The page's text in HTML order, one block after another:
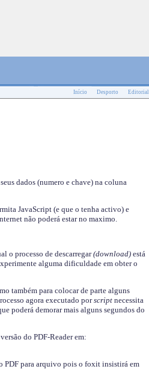
Início Desporto Editorial
dados (numero e chave) na coluna
JavaScript (e que o tenha activo) e
não poderá estar no maximo.
o processo de descarregar(download)está
alguma dificuldade em obter o
também para colocar de parte alguns
agora executado porscriptnecessita
poderá demorar mais alguns segundos do
do PDF-Reader em:
PDF para arquivo pois o foxit insistirá em